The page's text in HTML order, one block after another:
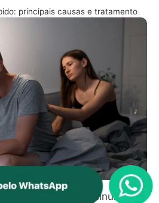
principais causas e tratamento
como uma diminuição